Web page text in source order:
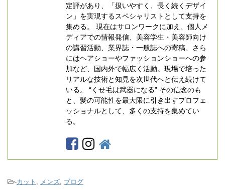
定評があり、「扱いやすく、長く続くデザイ
ン」を実現するスペシャリストとして支持を
集める。 現在はサロンワークに加え、個人メ
ディアでの情報発信、美容学生・美容師向け
の講習活動、業界誌・一般誌への寄稿、さら
にはヘアショーやファッションショーへの参
加など、国内外で幅広く活動。現場で培った
リアルな技術と知見を次世代へと伝え続けて
いる。 “くせ毛は武器になる” その信念のも
と、髪の可能性を最大限に引き出すプロフェ
ッショナルとして、多くの支持を集めてい
る。
-カット , メンズ, ブログ